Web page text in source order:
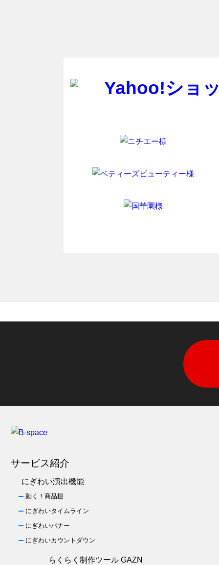
サービス紹介
にぎわい演出機能
動く！商品棚
にぎわいタイムライン
にぎわいバナー
にぎわいカウントダウン
らくらく制作ツール GAZN